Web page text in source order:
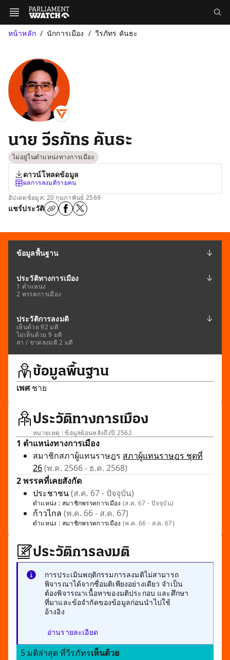
หน้าหลัก นักการเมือง วีรภัทร คันธะ
นาย วีรภัทร คันธะ
ไม่อยู่ในตำแหน่งทางการเมือง
ดาวน์โหลดข้อมูล
ผลการลงมติรายคน
อัปเดตข้อมูล: 20 กุมภาพันธ์ 2569
แชร์ประวัติ
ข้อมูลพื้นฐาน
ประวัติทางการเมือง
1 ตำแหน่ง
2 พรรคการเมือง
ประวัติการลงมติ
เห็นด้วย 92 มติ
ไม่เห็นด้วย 9 มติ
ลา / ขาดลงมติ 2 มติ
ข้อมูลพื้นฐาน
เพศชาย
ประวัติทางการเมือง
หมายเหตุ : ข้อมูลย้อนหลังถึงปี 2562
1 ตำแหน่งทางการเมือง
สมาชิกสภาผู้แทนราษฎร สภาผู้แทนราษฎร ชุดที่
26(พ.ค. 2566 - ธ.ค. 2568)
2 พรรคที่เคยสังกัด
ประชาชน(ส.ค. 67 - ปัจจุบัน)
ตำแหน่ง : สมาชิกพรรคการเมือง(ส.ค. 67 - ปัจจุบัน)
ก้าวไกล (พ.ค. 66 - ส.ค. 67)
ตำแหน่ง : สมาชิกพรรคการเมือง(พ.ค. 66 - ส.ค. 67)
ประวัติการลงมติ
การประเมินพฤติกรรมการลงมติไม่สามารถ
พิจารณาได้จากชื่อมติเพียงอย่างเดียว จำเป็น
ต้องพิจารณาเนื้อหาของมติประกอบ และศึกษา
ที่มาและข้อจำกัดของข้อมูลก่อนนำไปใช้
อ้างอิง
อ่านรายละเอียด
5 มติล่าสุด ที่วีรภัทรเห็นด้วย